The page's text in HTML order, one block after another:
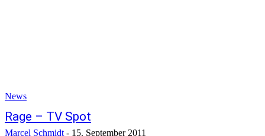
News
Rage – TV Spot
Marcel Schmidt - 15. September 2011